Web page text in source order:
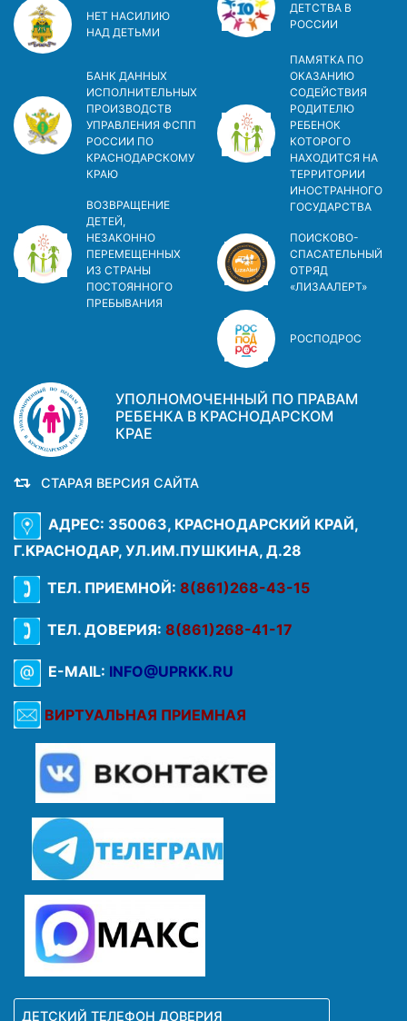
НЕТ НАСИЛИЮ
НАД ДЕТЬМИ
БАНК ДАННЫХ
ИСПОЛНИТЕЛЬНЫХ
ПРОИЗВОДСТВ
УПРАВЛЕНИЯ ФСПП
РОССИИ ПО
КРАСНОДАРСКОМУ
КРАЮ
ВОЗВРАЩЕНИЕ
ДЕТЕЙ,
НЕЗАКОННО
ПЕРЕМЕЩЕННЫХ
ИЗ СТРАНЫ
ПОСТОЯННОГО
ПРЕБЫВАНИЯ
ДЕТСТВА В
РОСCИИ
ПАМЯТКА ПО
ОКАЗАНИЮ
СОДЕЙСТВИЯ
РОДИТЕЛЮ
РЕБЕНОК
КОТОРОГО
НАХОДИТСЯ НА
ТЕРРИТОРИИ
ИНОСТРАННОГО
ГОСУДАРСТВА
ПОИСКОВО-
СПАСАТЕЛЬНЫЙ
ОТРЯД
«ЛИЗААЛЕРТ»
РОСПОДРОС
УПОЛНОМОЧЕННЫЙ ПО ПРАВАМ
РЕБЕНКА В КРАСНОДАРСКОМ
КРАЕ
СТАРАЯ ВЕРСИЯ САЙТА
АДРЕС: 350063, КРАСНОДАРСКИЙ КРАЙ,
Г.КРАСНОДАР, УЛ.ИМ.ПУШКИНА, Д.28
ТЕЛ. ПРИЕМНОЙ: 8(861)268-43-15
ТЕЛ. ДОВЕРИЯ: 8(861)268-41-17
E-MAIL: INFO@UPRKK.RU
ВИРТУАЛЬНАЯ ПРИЕМНАЯ
ДЕТСКИЙ ТЕЛЕФОН ДОВЕРИЯ